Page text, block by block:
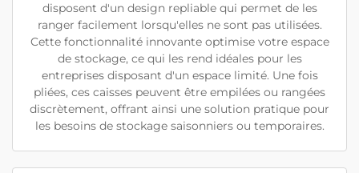
disposent d'un design repliable qui permet de les
ranger facilement lorsqu'elles ne sont pas utilisées.
Cette fonctionnalité innovante optimise votre espace
de stockage, ce qui les rend idéales pour les
entreprises disposant d'un espace limité. Une fois
pliées, ces caisses peuvent être empilées ou rangées
discrètement, offrant ainsi une solution pratique pour
les besoins de stockage saisonniers ou temporaires.